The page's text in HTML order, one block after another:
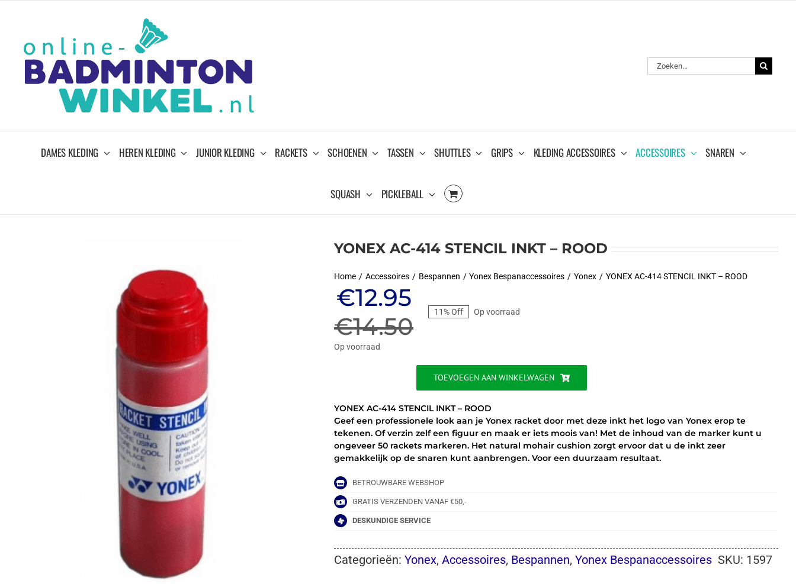
Zoeken
naar:
DAMES KLEDING HEREN KLEDING JUNIOR KLEDING RACKETS SCHOENEN TASSEN SHUTTLES GRIPS KLEDING ACCESSOIRES ACCESSOIRES SNAREN
SQUASH PICKLEBALL
YONEX AC-414 STENCIL INKT – ROOD
Home Accessoires Bespannen Yonex Bespanaccessoires Yonex YONEX AC-414 STENCIL INKT – ROOD
€14.50
Oorspronkelijke
prijs
was:
€14.50.
€12.95
Huidige
prijs
is:
€12.95.
11% Off Op voorraad
Op voorraad
414
STENCIL
INKT
-
ROOD
TOEVOEGEN AAN WINKELWAGEN
YONEX AC-414 STENCIL INKT – ROOD
Geef een professionele look aan je Yonex racket door met deze inkt het logo van Yonex erop te
tekenen. Of verzin zelf een figuur en maak er iets moois van! Met de inhoud van de marker kunt u
ongeveer 50 rackets markeren. Het natural mohair cushion zorgt ervoor dat u de inkt zeer
gemakkelijk op de snaren kunt aanbrengen. Voor een duurzaam resultaat.
BETROUWBARE WEBSHOP
GRATIS VERZENDEN VANAF €50,-
DESKUNDIGE SERVICE
Categorieën:Yonex,Accessoires, Bespannen,Yonex Bespanaccessoires SKU: 1597